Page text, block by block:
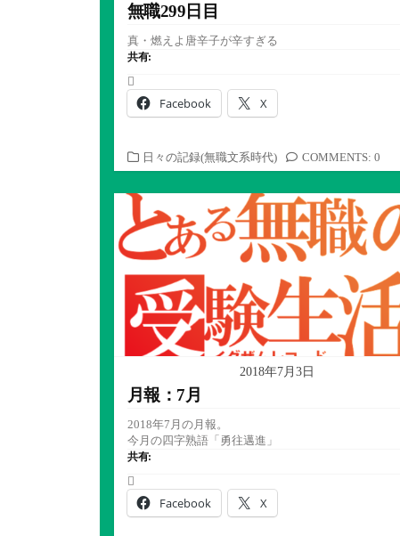
無職299日目
真・燃えよ唐辛子が辛すぎる
共有:
Facebook X
カ
テ
ゴ
ー
日々の記録(無職文系時代) COMMENTS: 0
2018年7月3日
月報：7月
2018年7月の月報。
今月の四字熟語「勇往邁進」
共有:
Facebook X